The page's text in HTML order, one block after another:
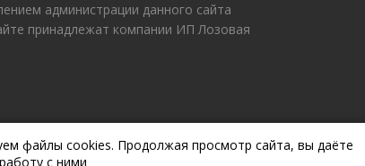
администрации данного сайта
принадлежат компании ИП Лозовая
файлы cookies. Продолжая просмотр сайта, вы даёте
с ними